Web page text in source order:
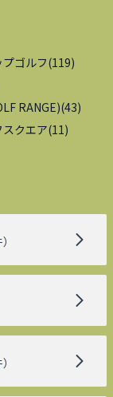
プゴルフ(119)
RANGE)(43)
クエア(11 )